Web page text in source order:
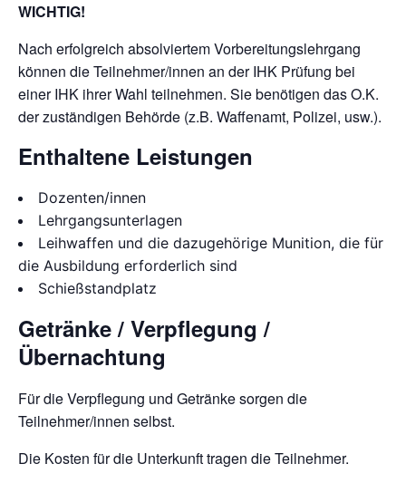
WICHTIG!
Nach erfolgreich absolviertem Vorbereitungslehrgang
können die Teilnehmer/innen an der IHK Prüfung bei
einer IHK ihrer Wahl teilnehmen. Sie benötigen das O.K.
der zuständigen Behörde (z.B. Waffenamt, Polizei, usw.).
Enthaltene Leistungen
Dozenten/innen
Lehrgangsunterlagen
Leihwaffen und die dazugehörige Munition, die für
die Ausbildung erforderlich sind
Schießstandplatz
Getränke / Verpflegung /
Übernachtung
Für die Verpflegung und Getränke sorgen die
Teilnehmer/innen selbst.
Die Kosten für die Unterkunft tragen die Teilnehmer.